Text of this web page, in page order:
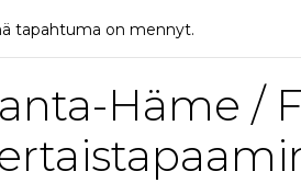
tapahtuma on mennyt.
Häme /